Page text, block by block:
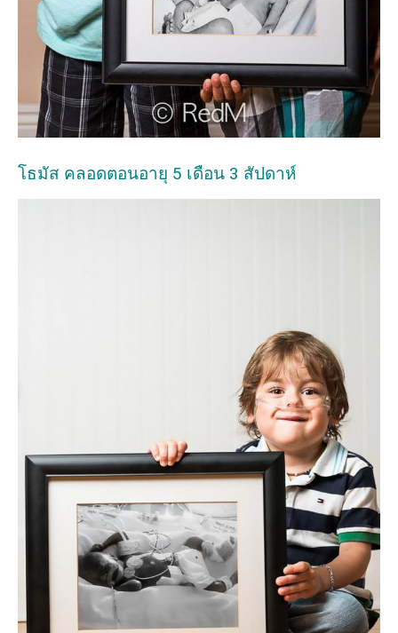
โธมัส คลอดตอนอายุ 5 เดือน 3 สัปดาห์